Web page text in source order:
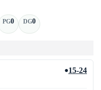
PG0 DG0
●15-24